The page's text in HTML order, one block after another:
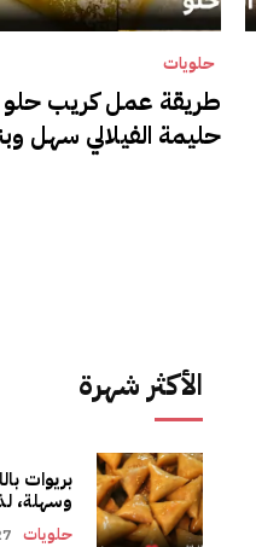
حلويات
طريقة عمل كريب
حليمة الفيلالي سهل
الأكثر شهرة
بريوات
وسهلة،
حلويات 27